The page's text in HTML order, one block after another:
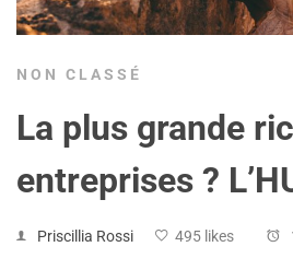
NON CLASSÉ
La plus grande
entreprises ?
Priscillia Rossi 495 likes